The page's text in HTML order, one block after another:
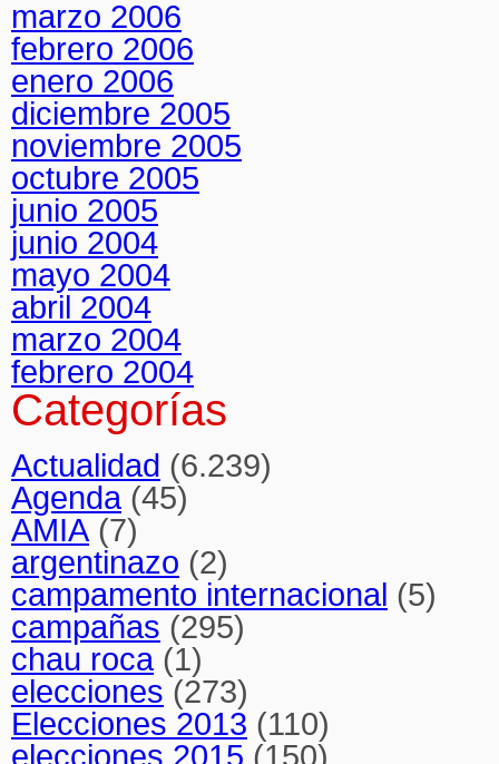
marzo 2006
febrero 2006
enero 2006
diciembre 2005
noviembre 2005
octubre 2005
junio 2005
junio 2004
mayo 2004
abril 2004
marzo 2004
febrero 2004
Categorías
Actualidad (6.239)
Agenda(45)
AMIA (7)
argentinazo (2)
campamento internacional (5)
campañas (295)
chau roca(1)
elecciones (273)
Elecciones 2013 (110)
elecciones 2015 (150)